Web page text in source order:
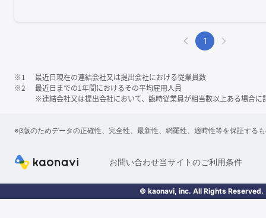
1
※1
最近日現在の連結会社又は提出会社における従業員数
※2
最近日までの1年間におけるその平均雇用人員
※連結会社又は提出会社において、臨時従業員が相当数以上ある場合に
※β版のためデータの正確性、完全性、最新性、網羅性、適時性等を保証する
お問い合わせ当サイトのご利用条件
© kaonavi, inc. All Rights Reserved.